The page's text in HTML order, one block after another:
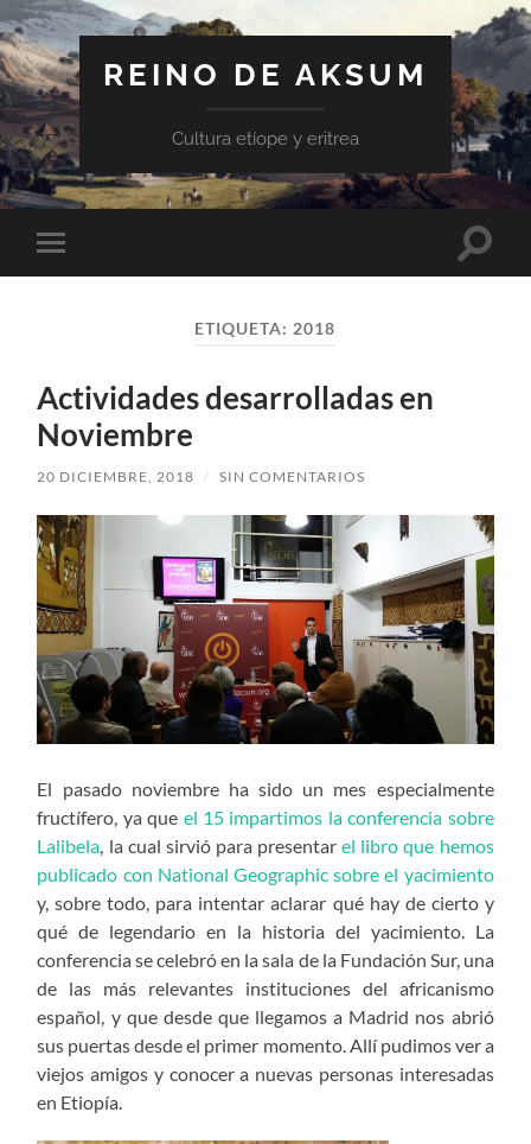
REINO DE AKSUM
Cultura etíope y eritrea
Alternar
el
ETIQUETA: 2018
Actividades desarrolladas en
Noviembre
20 DICIEMBRE, 2018 / SIN COMENTARIOS
El pasado noviembre ha sido un mes especialmente
fructífero, ya que el 15 impartimos la conferencia sobre
Lalibela, la cual sirvió para presentarel libro que hemos
publicado con National Geographic sobre el yacimiento
y, sobre todo, para intentar aclarar qué hay de cierto y
qué de legendario en la historia del yacimiento. La
conferencia se celebró en la sala de la Fundación Sur, una
de las más relevantes instituciones del africanismo
español, y que desde que llegamos a Madrid nos abrió
sus puertas desde el primer momento. Allí pudimos ver a
viejos amigos y conocer a nuevas personas interesadas
en Etiopía.